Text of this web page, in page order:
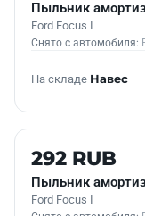
Пыльник
Ford Focus I
Снято с автомобиля:
На складе Навес
Б/У В НАЛИЧИИ
292 RUB
Пыльник
Ford Focus I